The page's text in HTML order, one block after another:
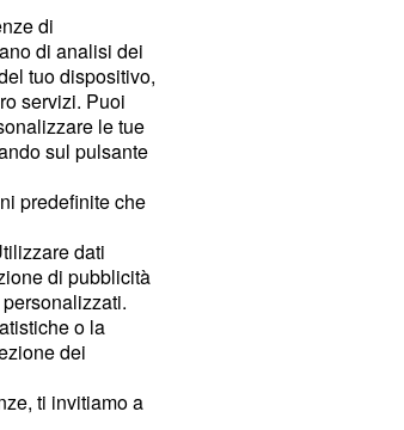
di
di analisi dei
tuo dispositivo,
servizi. Puoi
le tue
sul pulsante
predefinite che
dati
di pubblicità
o la
dei
ti invitiamo a